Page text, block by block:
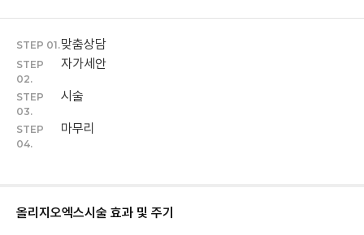
STEP 01.맞춤상담
STEP
02.
자가세안
STEP
03.
시술
STEP
04.
마무리
올리지오엑스시술 효과 및 주기